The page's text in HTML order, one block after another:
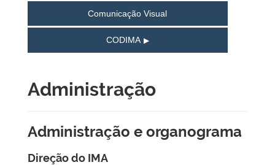
Comunicação Visual
CODIMA
Administração
Administração e organograma
Direção do IMA